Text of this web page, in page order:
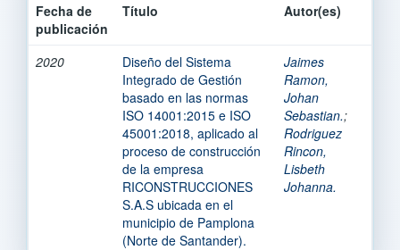
Fecha de
publicación
Título Autor(es)
2020
Diseño del Sistema
Integrado de Gestión
basado en las normas
ISO 14001:2015 e ISO
45001:2018, aplicado al
proceso de construcción
de la empresa
RICONSTRUCCIONES
S.A.S ubicada en el
municipio de Pamplona
(Norte de Santander).
Jaimes
Ramon,
Johan
Sebastian.;
Rodriguez
Rincon,
Lisbeth
Johanna.